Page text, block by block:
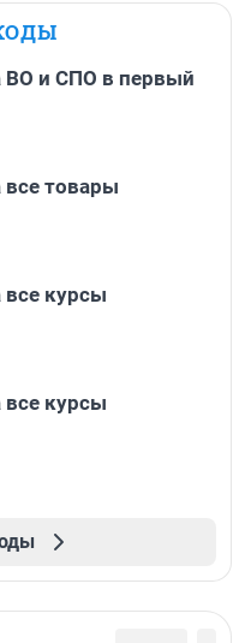
ВО и СПО в первый
все товары
все курсы
все курсы